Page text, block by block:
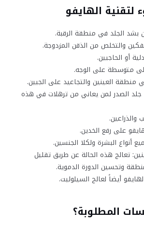
لتقنية الهايفو
بشد الجلد في منطقة الرقبة.
والتخلص من الذقن المزدوجة.
أو الحاجبين.
متوسطة على الوجه.
منطقة العينين والتجاعيد على الجبين.
الصدر لمن يعاني من ترهلات في هذه
على رفع الخدين.
أنواع البشرة ولكلا الجنسين.
تعالج هذه الحالة عن طريق تقليل
وتحسين الدورة الدموية.
أيضاً لعالج السيلوليت.
المطلوبة؟